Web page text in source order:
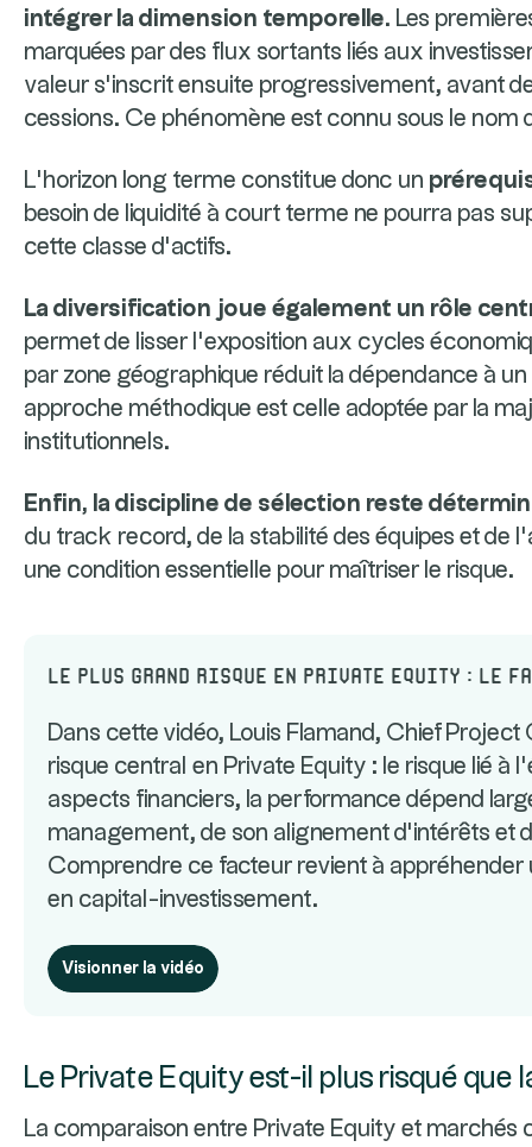
intégrer la dimension temporelle. Les
marquées par des flux sortants liés aux
valeur s’inscrit ensuite progressivement, avant
cessions. Ce phénomène est connu sous le nom
L’horizon long terme constitue donc un
besoin de liquidité à court terme ne pourra pas
cette classe d’actifs.
La diversification joue également un rôle
permet de lisser l’exposition aux cycles
par zone géographique réduit la dépendance à
approche méthodique est celle adoptée par la
institutionnels.
Enfin, la discipline de sélection reste
du track record, de la stabilité des équipes et de
une condition essentielle pour maîtriser le risque.
Le plus grand risque en Private Equity : le
Dans cette vidéo, Louis Flamand, Chief
risque central en Private Equity : le risque lié à
aspects financiers, la performance dépend
management, de son alignement d’intérêts et
Comprendre ce facteur revient à appréhender
en capital-investissement.
Visionner la vidéo
Le Private Equity est-il plus risqué que
La comparaison entre Private Equity et marchés